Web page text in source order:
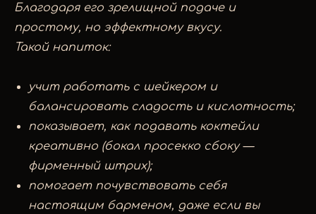
Благодаря его зрелищной подаче и
простому, но эффектному вкусу.
Такой напиток:
учит работать с шейкером и
балансировать сладость и кислотность;
показывает, как подавать коктейли
креативно (бокал просекко сбоку —
фирменный штрих);
помогает почувствовать себя
настоящим барменом, даже если вы